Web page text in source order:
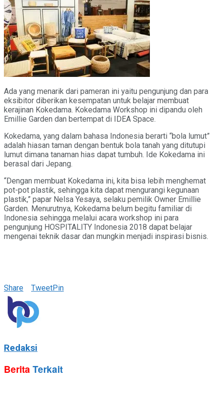
Ada yang menarik dari pameran ini yaitu pengunjung dan para
eksibitor diberikan kesempatan untuk belajar membuat
kerajinan Kokedama. Kokedama Workshop ini dipandu oleh
Emillie Garden dan bertempat di IDEA Space.
Kokedama, yang dalam bahasa Indonesia berarti “bola lumut”
adalah hiasan taman dengan bentuk bola tanah yang ditutupi
lumut dimana tanaman hias dapat tumbuh. Ide Kokedama ini
berasal dari Jepang.
“Dengan membuat Kokedama ini, kita bisa lebih menghemat
pot-pot plastik, sehingga kita dapat mengurangi kegunaan
plastik,” papar Nelsa Yesaya, selaku pemilik Owner Emillie
Garden. Menurutnya, Kokedama belum begitu familiar di
Indonesia sehingga melalui acara workshop ini para
pengunjung HOSPITALITY Indonesia 2018 dapat belajar
mengenai teknik dasar dan mungkin menjadi inspirasi bisnis.
Share TweetPin
Redaksi
Berita Terkait